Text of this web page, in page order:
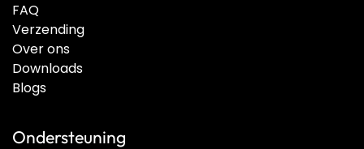
FAQ
Verzending
Over ons
Downloads
Blogs
Ondersteuning